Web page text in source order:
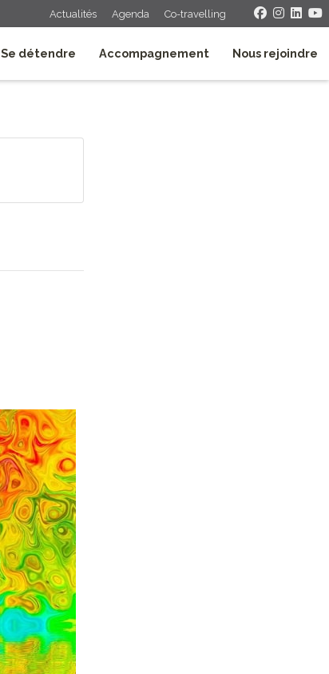
Actualités Agenda Co-travelling
Se détendre Accompagnement Nous rejoindre